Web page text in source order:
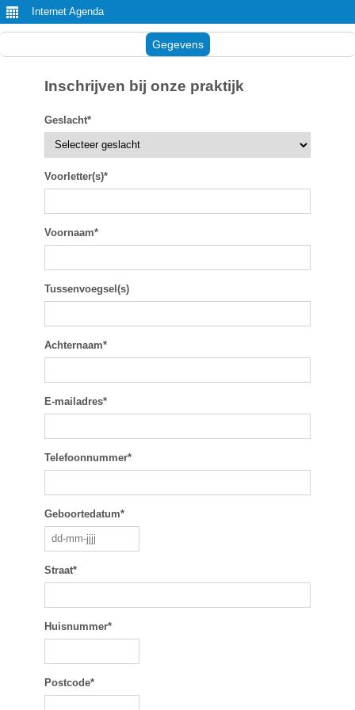
Internet Agenda
Gegevens
Inschrijven bij onze praktijk
Geslacht*
Voorletter(s)*
Voornaam*
Tussenvoegsel(s)
Achternaam*
E-mailadres*
Telefoonnummer*
Geboortedatum*
Straat*
Huisnummer*
Postcode*